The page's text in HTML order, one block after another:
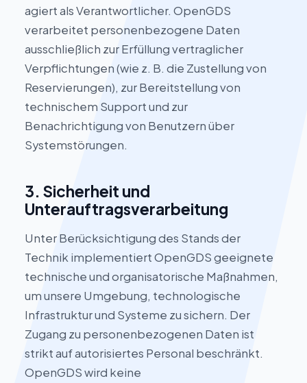
agiert als Verantwortlicher. OpenGDS
verarbeitet personenbezogene Daten
ausschließlich zur Erfüllung vertraglicher
Verpflichtungen (wie z. B. die Zustellung von
Reservierungen), zur Bereitstellung von
technischem Support und zur
Benachrichtigung von Benutzern über
Systemstörungen.
3. Sicherheit und
Unterauftragsverarbeitung
Unter Berücksichtigung des Stands der
Technik implementiert OpenGDS geeignete
technische und organisatorische Maßnahmen,
um unsere Umgebung, technologische
Infrastruktur und Systeme zu sichern. Der
Zugang zu personenbezogenen Daten ist
strikt auf autorisiertes Personal beschränkt.
OpenGDS wird keine